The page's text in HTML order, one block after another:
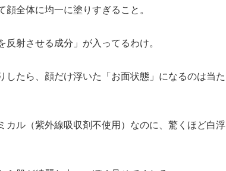
全体に均一に塗りすぎること。
反射させる成分」が入ってるわけ。
したら、顔だけ浮いた「お面状態」になるのは当た
カル（紫外線吸収剤不使用）なのに、驚くほど白浮